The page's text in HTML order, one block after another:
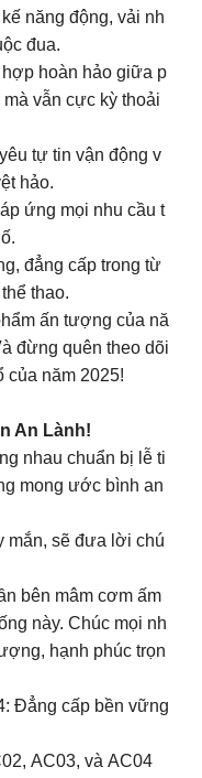
năng động, vải nh
đua.
hoàn hảo giữa p
vẫn cực kỳ thoải
tự tin vận động v
hảo.
ứng mọi nhu cầu t
đẳng cấp trong từ
thao.
ấn tượng của nă
đừng quên theo dõi
của năm 2025!
An Lành!
nhau chuẩn bị lễ ti
mong ước bình an
mắn, sẽ đưa lời chú
bên mâm cơm ấm
này. Chúc mọi nh
hạnh phúc trọn
Đẳng cấp bền vững
AC03, và AC04